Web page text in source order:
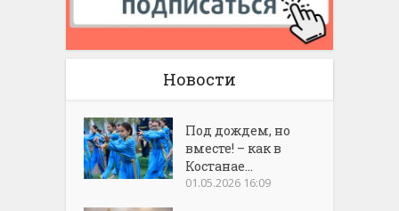
Новости
Под дождем, но
вместе! – как в
Костанае...
01.05.2026 16:09